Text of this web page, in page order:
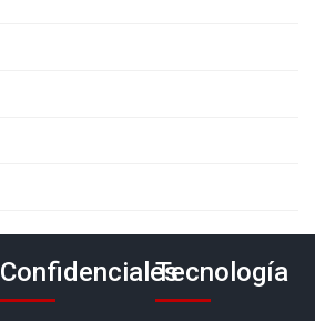
ConfidencialesTecnología